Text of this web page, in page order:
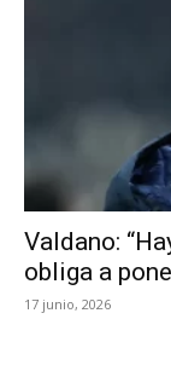
Valdano:
obliga a
17 junio, 2026